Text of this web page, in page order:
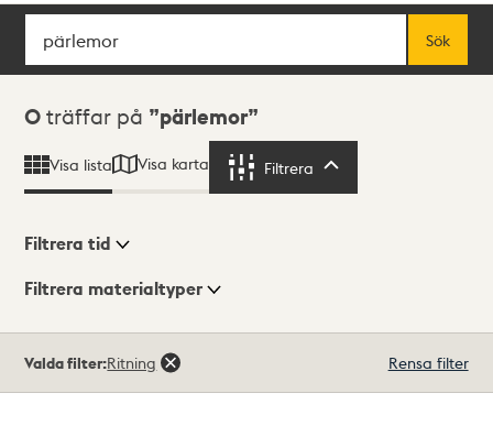
Sök
Sök
Sökresultat
0 träffar på pärlemor
Visa lista Visa karta Filtrera
Visningsläge
Filtrera tid
Filtrera materialtyper
träffar
Valda filter:Ritning Rensa filter